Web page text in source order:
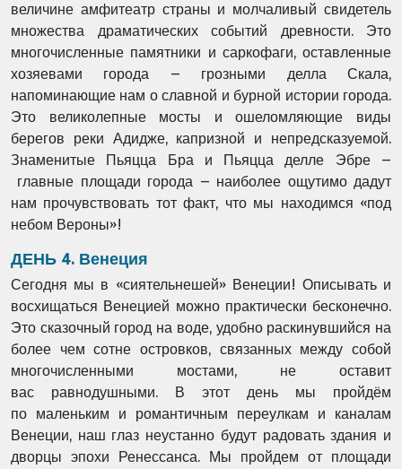
величине амфитеатр страны и молчаливый свидетель
множества драматических событий древности. Это
многочисленные памятники и саркофаги, оставленные
хозяевами города – грозными делла Скала,
напоминающие нам ославной и бурной истории города.
Это великолепные мосты и ошеломляющие виды
берегов реки Адидже, капризной и непредсказуемой.
Знаменитые Пьяцца Бра и Пьяцца делле Эбре –
главные площади города – наиболее ощутимо дадут
нам прочувствовать тот факт, что мы находимся «под
небом Вероны»!
ДЕНЬ 4. Венеция
Сегодня мы в «сиятельнешей» Венеции! Описывать и
восхищаться Венецией можно практически бесконечно.
Это сказочный город на воде, удобно раскинувшийся на
более чемсотне островков, связанных между собой
многочисленными мостами, не оставит
вас равнодушными. В этот день мы пройдём
по маленьким и романтичным переулкам и каналам
Венеции, наш глаз неустанно будут радовать здания и
дворцы эпохи Ренессанса. Мы пройдем от площади